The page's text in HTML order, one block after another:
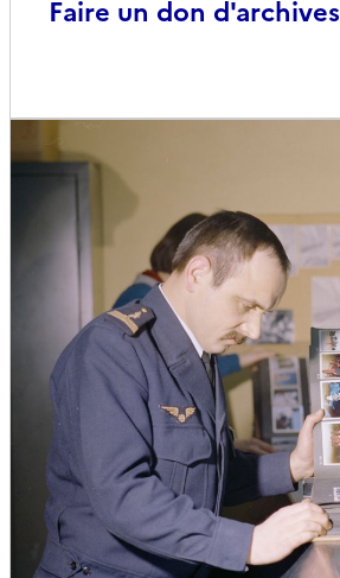
Faire un don d'archives